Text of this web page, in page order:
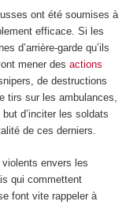
ont été soumises à
efficace. Si les
d’arrière-garde qu’ils
mener des actions
de destructions
tirs sur les ambulances,
d’inciter les soldats
de ces derniers.
envers les
qui commettent
font vite rappeler à